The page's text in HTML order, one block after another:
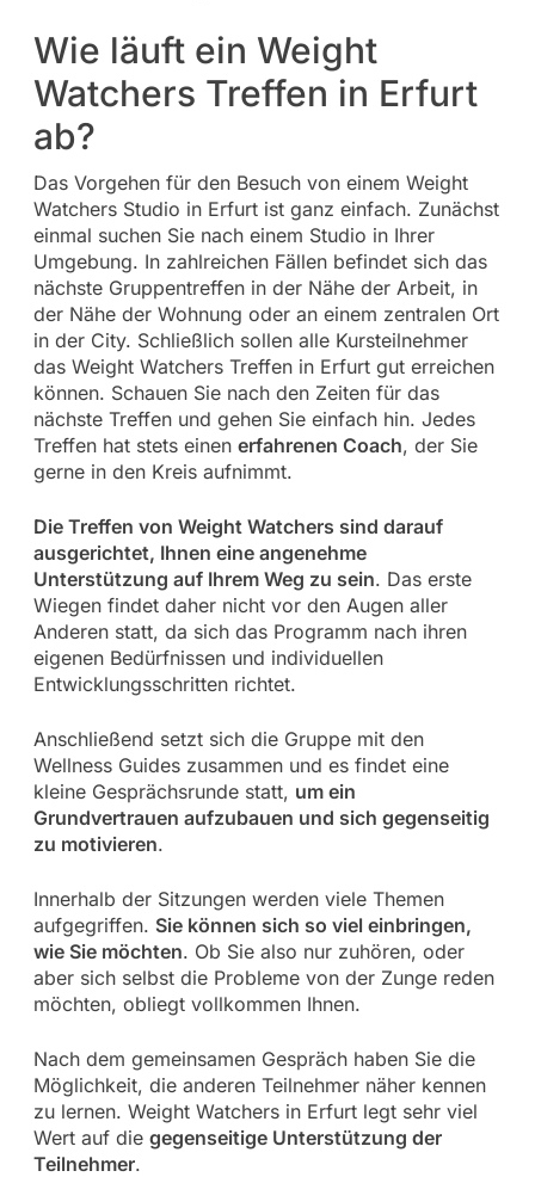
Wie läuft ein Weight
Watchers Treffen in Erfurt
ab?
Das Vorgehen für den Besuch von einem Weight
Watchers Studio in Erfurt ist ganz einfach. Zunächst
einmal suchen Sie nach einem Studio in Ihrer
Umgebung. In zahlreichen Fällen befindet sich das
nächste Gruppentreffen in der Nähe der Arbeit, in
der Nähe der Wohnung oder an einem zentralen Ort
in der City. Schließlich sollen alle Kursteilnehmer
das Weight Watchers Treffen in Erfurt gut erreichen
können. Schauen Sie nach den Zeiten für das
nächste Treffen und gehen Sie einfach hin. Jedes
Treffen hat stets einen erfahrenen Coach, der Sie
gerne in den Kreis aufnimmt.
Die Treffen von Weight Watchers sind darauf
ausgerichtet, Ihnen eine angenehme
Unterstützung auf Ihrem Weg zu sein. Das erste
Wiegen findet daher nicht vor den Augen aller
Anderen statt, da sich das Programm nach ihren
eigenen Bedürfnissen und individuellen
Entwicklungsschritten richtet.
Anschließend setzt sich die Gruppe mit den
Wellness Guides zusammen und es findet eine
kleine Gesprächsrunde statt, um ein
Grundvertrauen aufzubauen und sich gegenseitig
zu motivieren.
Innerhalb der Sitzungen werden viele Themen
aufgegriffen. Sie können sich so viel einbringen,
wie Sie möchten. Ob Sie also nur zuhören, oder
aber sich selbst die Probleme von der Zunge reden
möchten, obliegt vollkommen Ihnen.
Nach dem gemeinsamen Gespräch haben Sie die
Möglichkeit, die anderen Teilnehmer näher kennen
zu lernen. Weight Watchers in Erfurt legt sehr viel
Wert auf die gegenseitige Unterstützung der
Teilnehmer.